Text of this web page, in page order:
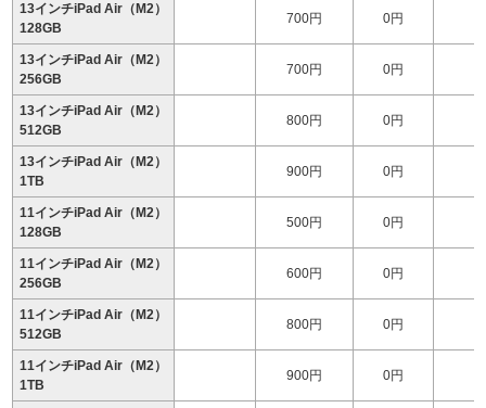
13インチiPad Air（M2）
128GB
700円 0円
13インチiPad Air（M2）
256GB
700円 0円
13インチiPad Air（M2）
512GB
800円 0円
13インチiPad Air（M2）
1TB
900円 0円
11インチiPad Air（M2）
128GB
500円 0円
11インチiPad Air（M2）
256GB
600円 0円
11インチiPad Air（M2）
512GB
800円 0円
11インチiPad Air（M2）
1TB
900円 0円